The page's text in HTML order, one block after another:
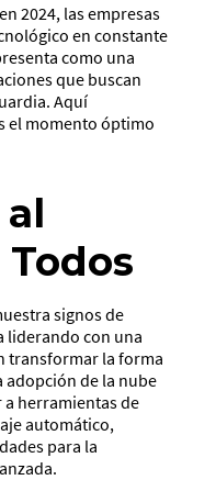
2024, las empresas
en constante
como una
que buscan
Aquí
el momento óptimo
signos de
liderando con una
transformar la forma
adopción de la nube
a herramientas de
automático,
para la